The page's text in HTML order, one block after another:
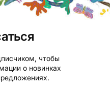
чтобы
о новинках